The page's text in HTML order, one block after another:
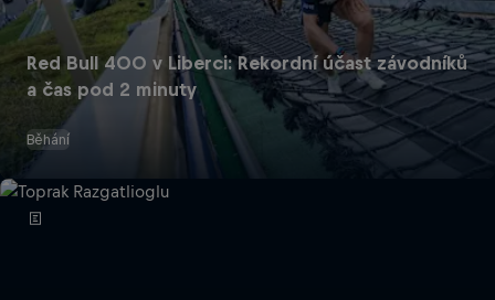
Red Bull 400 v Liberci: Rekordní účast závodníků
a čas pod 2 minuty
Běhání